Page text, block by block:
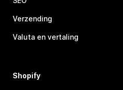
Verzending
Valuta en vertaling
Shopify